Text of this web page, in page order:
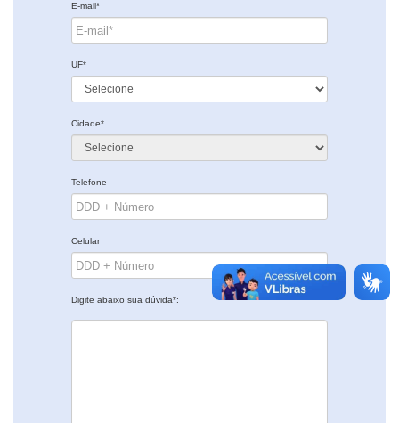
E-mail*
UF*
Cidade*
Telefone
Celular
Digite abaixo sua dúvida*: